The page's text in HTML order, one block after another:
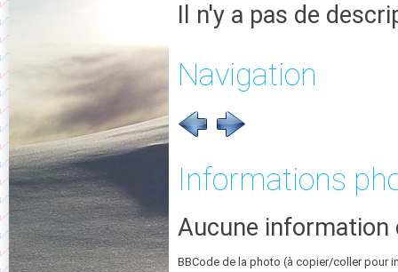
Il n'y a pas de
Navigation
Informations
Aucune information
BBCode de la photo (à copier/coller pour